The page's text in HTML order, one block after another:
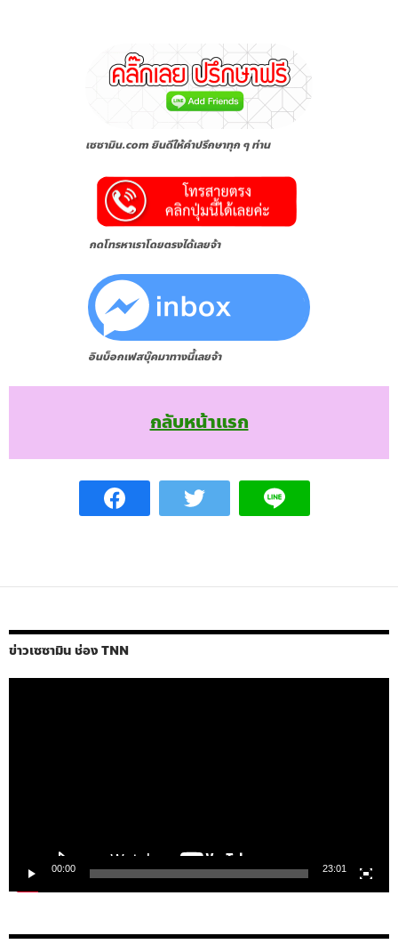
เซซามิน.com ยินดีให้คำปรึกษาทุก ๆ ท่าน
กดโทรหาเราโดยตรงได้เลยจ้า
อินบ็อกเฟสบุ๊คมาทางนี้เลยจ้า
กลับหน้าแรก
ข่าวเซซามิน ช่อง TNN
ตัว
00:00 23:01